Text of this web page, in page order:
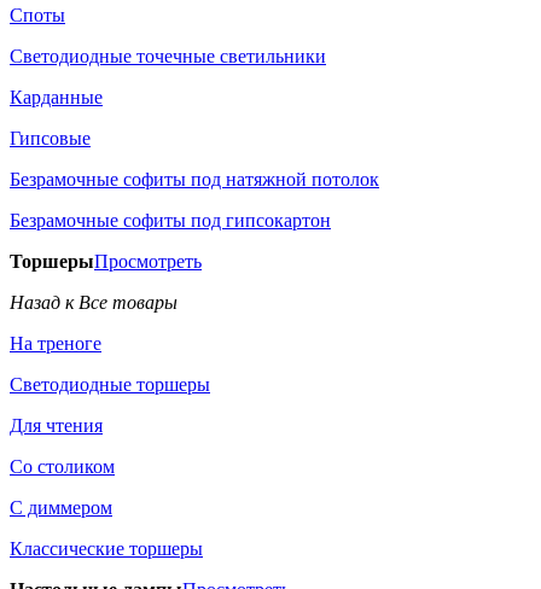
Споты
Светодиодные точечные светильники
Карданные
Гипсовые
Безрамочные софиты под натяжной потолок
Безрамочные софиты под гипсокартон
ТоршерыПросмотреть
Назад к Все товары
На треноге
Светодиодные торшеры
Для чтения
Со столиком
С диммером
Классические торшеры